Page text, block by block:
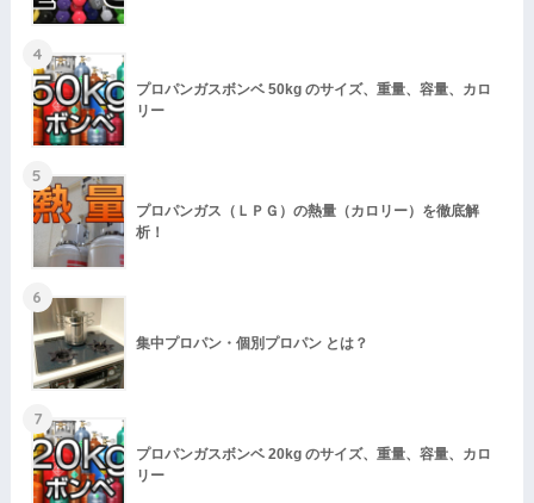
ｍ3
て下さい。
10 直近のガス請求額
円 (税込)
11 契約ガス会社
【検針票か領収書参照】
12 ご用件
4
プロパンガスボンベ 50kg のサイズ、重量、容量、カロ
リー
5
プロパンガス（ＬＰＧ）の熱量（カロリー）を徹底解
析！
6
集中プロパン・個別プロパン とは？
7
プロパンガスボンベ 20kg のサイズ、重量、容量、カロ
リー